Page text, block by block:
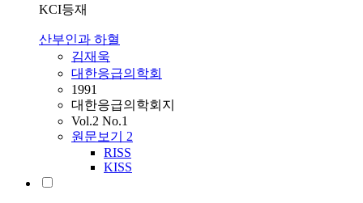
KCI등재
산부인과 하혈
김재욱
대한응급의학회
1991
대한응급의학회지
Vol.2 No.1
원문보기 2
RISS
KISS